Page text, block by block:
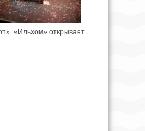
«Ильхом» открывает